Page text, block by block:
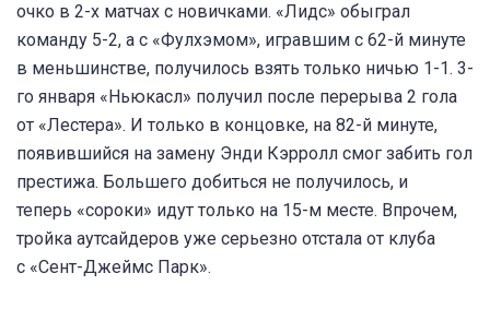
очко в 2-х матчах с новичками. «Лидс» обыграл
команду 5-2, а с «Фулхэмом», игравшим с 62-й минуте
в меньшинстве, получилось взять только ничью 1-1. 3-
го января «Ньюкасл» получил после перерыва 2 гола
от «Лестера». И только в концовке, на 82-й минуте,
появившийся на замену Энди Кэрролл смог забить гол
престижа. Большего добиться не получилось, и
теперь «сороки» идут только на 15-м месте. Впрочем,
тройка аутсайдеров уже серьезно отстала от клуба
с «Сент-Джеймс Парк».